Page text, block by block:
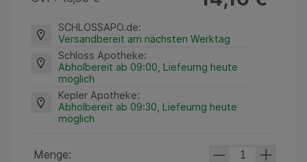
SCHLOSSAPO.de:
Versandbereit am nächsten Werktag
Schloss Apotheke:
Abholbereit ab 09:00, Liefeurng heute
möglich
Kepler Apotheke:
Abholbereit ab 09:30, Liefeurng heute
möglich
Menge: